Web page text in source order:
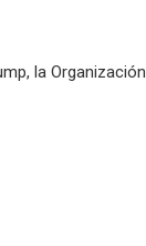
la Organización